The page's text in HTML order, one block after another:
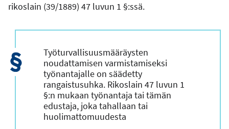
rikoslain (39/1889) 47 luvun 1 §:ssä.
Työturvallisuusmääräysten
noudattamisen varmistamiseksi
työnantajalle on säädetty
rangaistusuhka. Rikoslain 47 luvun 1
§:n mukaan työnantaja tai tämän
edustaja, joka tahallaan tai
huolimattomuudesta